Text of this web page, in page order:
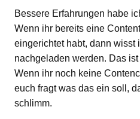
Bessere Erfahrungen habe
Wenn ihr bereits eine
eingerichtet habt, dann wisst
nachgeladen werden. Das
Wenn ihr noch keine
euch fragt was das ein soll,
schlimm.